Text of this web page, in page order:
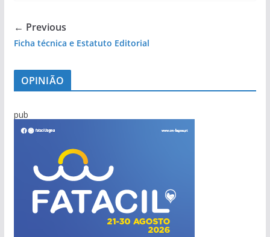
← Previous
Ficha técnica e Estatuto Editorial
OPINIÃO
pub